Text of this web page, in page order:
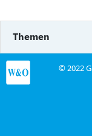
Themen
© 2022